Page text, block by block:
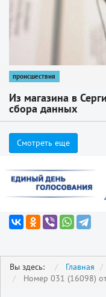
происшествия
Из магазина в
сбора данных
Смотреть еще
Вы здесь: Главная
Номер 031 (16098)